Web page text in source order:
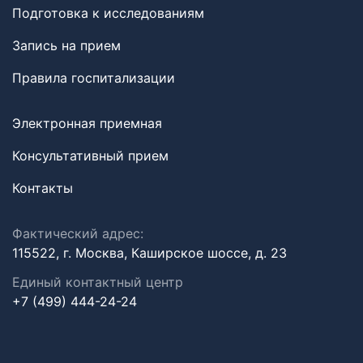
Подготовка к исследованиям
Запись на прием
Правила госпитализации
Электронная приемная
Консультативный прием
Контакты
Фактический адрес:
115522, г. Москва, Каширское шоссе, д. 23
Единый контактный центр
+7 (499) 444-24-24